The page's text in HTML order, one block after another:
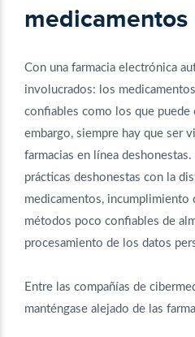
medicamentos
Con una farmacia electrónica
involucrados: los
confiables como los que puede
embargo, siempre hay que ser
farmacias en línea
prácticas deshonestas con la
medicamentos, incumplimiento
métodos poco confiables de
procesamiento de los datos
Entre las compañías de
manténgase alejado de las